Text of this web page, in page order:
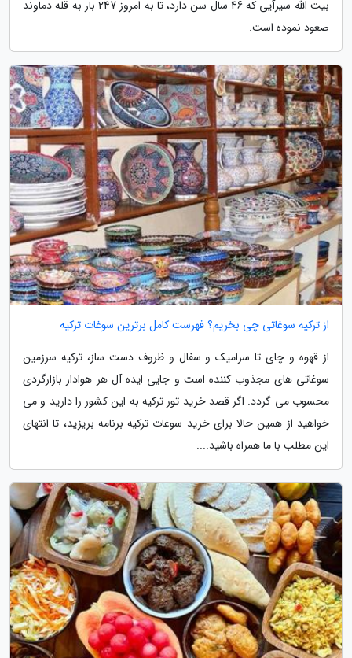
بیت الله سیرآیی که 46 سال سن دارد، تا به امروز 247 بار به قله دماوند
صعود نموده است.
از ترکیه سوغاتی چی بخریم؟ فهرست کامل برترین سوغات ترکیه
از قهوه و چای تا سرامیک و سفال و ظروف دست ساز، ترکیه سرزمین
سوغاتی های مجذوب کننده است و جایی ایده آل هر هوادار بازارگردی
محسوب می گردد. اگر قصد خرید تور ترکیه به این کشور را دارید و می
خواهید از همین حالا برای خرید سوغات ترکیه برنامه بریزید، تا انتهای
این مطلب با ما همراه باشید....